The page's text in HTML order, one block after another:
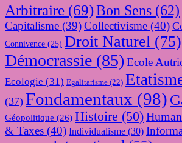
Arbitraire (69)Bon Sens (62)
Capitalisme (39)Collectivisme (40)
Connivence (25) Droit Naturel (75)
Démocrassie (85) Ecole
Ecologie (31) Egalitarisme (22)
(37) Fondamentaux (98)
Géopolitique (26) Histoire (50)
& Taxes (40) Individualisme (30)